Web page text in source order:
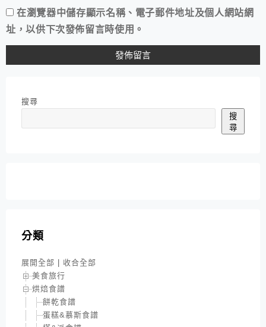
在瀏覽器中儲存顯示名稱、電子郵件地址及個人網站網
址，以供下次發佈留言時使用。
搜尋
搜
尋
分類
展開全部
收合全部
美食旅行
烘焙食譜
餅乾食譜
蛋糕&慕斯食譜